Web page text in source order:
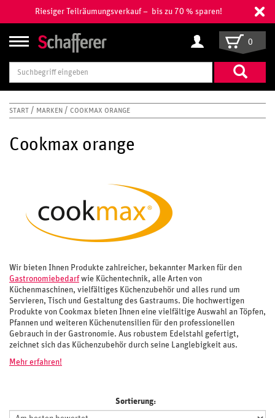
Riesiger Teilräumungsverkauf – bis zu 70 % sparen!
Suchbegriff
eingeben
0
START MARKEN COOKMAX ORANGE
Cookmax orange
Wir bieten Ihnen Produkte zahlreicher, bekannter Marken für den
Gastronomiebedarf wie Küchentechnik, alle Arten von
Küchenmaschinen, vielfältiges Küchenzubehör und alles rund um
Servieren, Tisch und Gestaltung des Gastraums. Die hochwertigen
Produkte von Cookmax bieten Ihnen eine vielfältige Auswahl an Töpfen,
Pfannen und weiteren Küchenutensilien für den professionellen
Gebrauch in der Gastronomie. Aus robustem Edelstahl gefertigt,
zeichnet sich das Küchenzubehör durch seine Langlebigkeit aus.
Mehr erfahren!
Sortierung: